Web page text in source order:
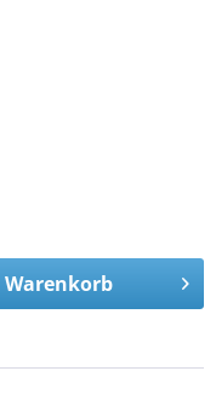
Warenkorb